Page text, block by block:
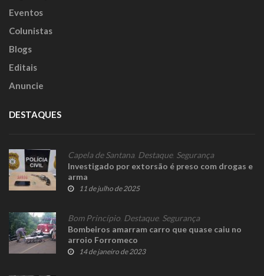
Eventos
Colunistas
Blogs
Editais
Anuncie
DESTAQUES
Capela de Santana, Destaque, Segurança
Investigado por extorsão é preso com drogas e
arma
11 de julho de 2025
Bom Princípio Destaque, Segurança
Bombeiros amarram carro que quase caiu no
arroio Forromeco
14 de janeiro de 2023